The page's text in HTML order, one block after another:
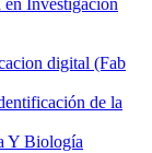
Investigación
digital (Fab
de la
Y Biología